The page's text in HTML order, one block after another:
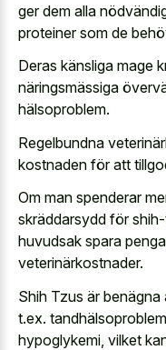
ger dem alla
proteiner som de
Deras känsliga mage
näringsmässiga
hälsoproblem.
Regelbundna
kostnaden för att
Om man spenderar
skräddarsydd för
huvudsak spara
veterinärkostnader.
Shih Tzus är
t.ex.
hypoglykemi, vilket